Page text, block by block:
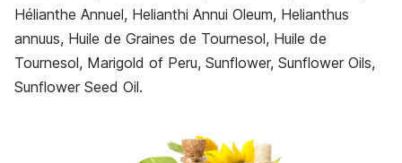
Tương tác
Hélianthe Annuel, Helianthi Annui Oleum, Helianthus
annuus, Huile de Graines de Tournesol, Huile de
Tournesol, Marigold of Peru, Sunflower, Sunflower Oils,
Sunflower Seed Oil.